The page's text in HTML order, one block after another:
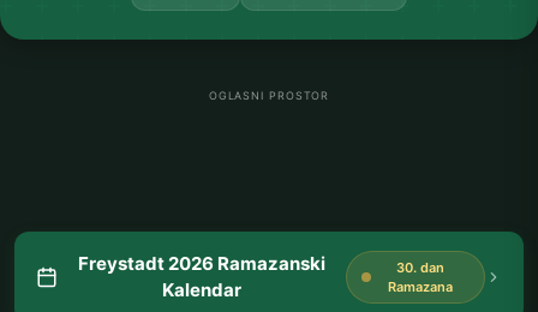
OGLASNI PROSTOR
Freystadt 2026 Ramazanski
Kalendar
30. dan
Ramazana